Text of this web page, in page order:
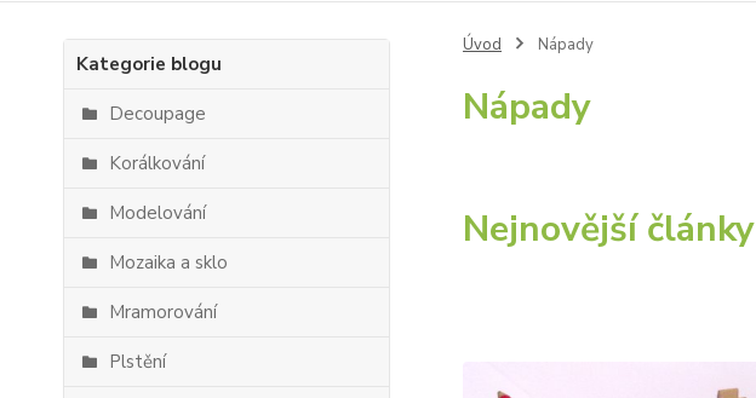
Kategorie blogu
Decoupage
Korálkování
Modelování
Mozaika a sklo
Mramorování
Plstění
Úvod Nápady
Nápady
Nejnovější články